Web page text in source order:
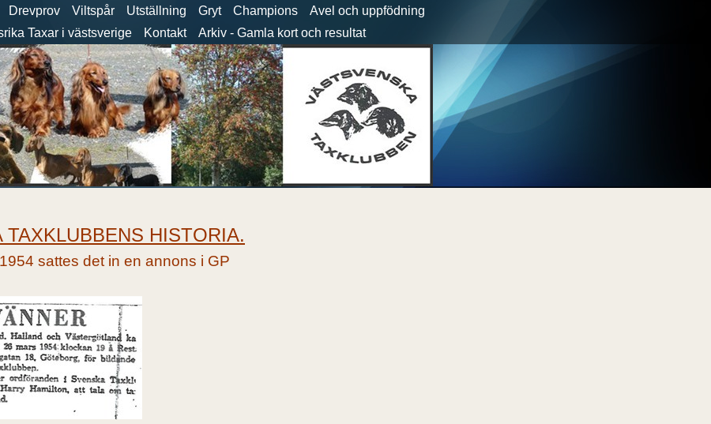
Drevprov Viltspår Utställning Gryt Champions
Avel och uppfödning
Taxar i västsverige Kontakt Arkiv - Gamla kort och resultat
TAXKLUBBENS HISTORIA.
sattes det in en annons i GP